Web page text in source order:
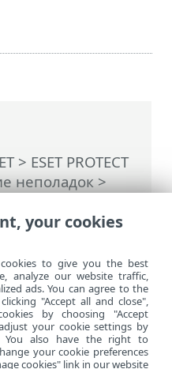
> ESET PROTECT
неполадок>
среде
ПК
your cookies
to give you the best
analyze our website traffic,
ads. You can agree to the
"Accept all and close",
by choosing "Accept
your cookie settings by
You also have the right to
your cookie preferences
cookies" link in our website